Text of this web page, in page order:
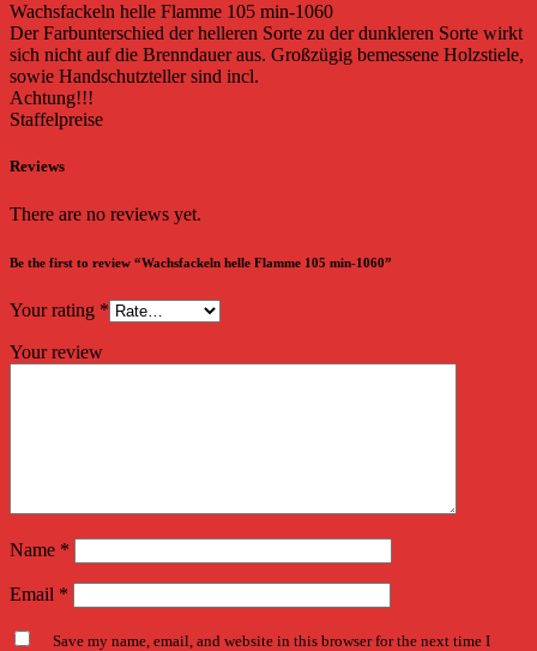
Wachsfackeln helle Flamme 105 min-1060
Der Farbunterschied der helleren Sorte zu der dunkleren Sorte wirkt
sich nicht auf die Brenndauer aus. Großzügig bemessene Holzstiele,
sowie Handschutzteller sind incl.
Achtung!!!
Staffelpreise
Reviews
There are no reviews yet.
Be the first to review “Wachsfackeln helle Flamme 105 min-1060”
Your rating *
Your review
Name *
Email *
Save my name, email, and website in this browser for the next time I